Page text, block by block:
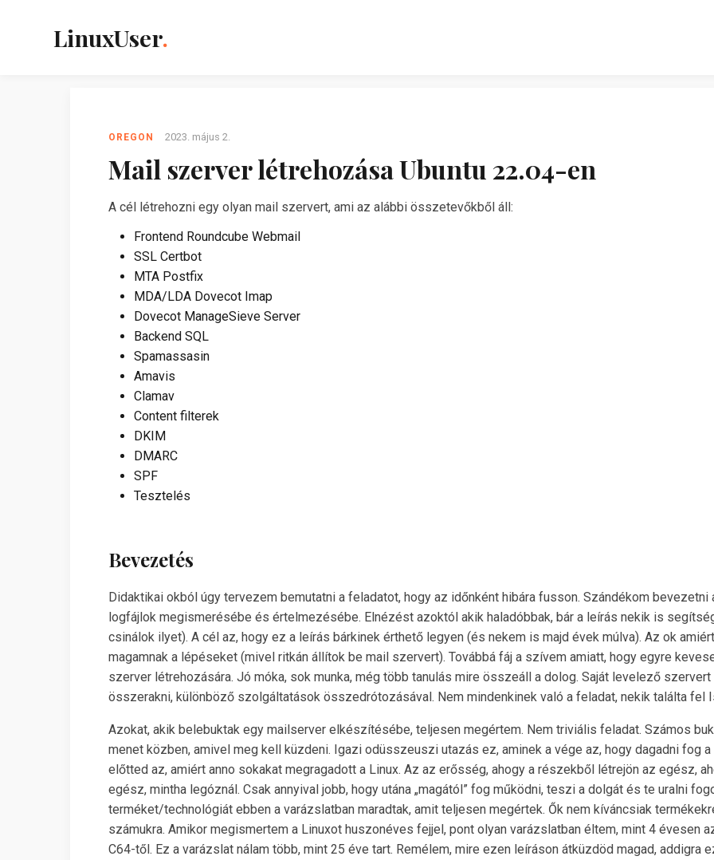
LinuxUser.
OREGON 2023. május 2.
Mail szerver létrehozása Ubuntu 22.04-en
A cél létrehozni egy olyan mail szervert, ami az alábbi összetevőkből áll:
Frontend Roundcube Webmail
SSL Certbot
MTA Postfix
MDA/LDA Dovecot Imap
Dovecot ManageSieve Server
Backend SQL
Spamassasin
Amavis
Clamav
Content filterek
DKIM
DMARC
SPF
Tesztelés
Bevezetés
Didaktikai okból úgy tervezem bemutatni a feladatot, hogy az időnként hibára fusson. Szándékom
logfájlok megismerésébe és értelmezésébe. Elnézést azoktól akik haladóbbak, bár a leírás nekik is
csinálok ilyet). A cél az, hogy ez a leírás bárkinek érthető legyen (és nekem is majd évek múlva). Az ok
magamnak a lépéseket (mivel ritkán állítok be mail szervert). Továbbá fáj a szívem amiatt, hogy egyre
szerver létrehozására. Jó móka, sok munka, még több tanulás mire összeáll a dolog. Saját levelező szervert
összerakni, különböző szolgáltatások összedrótozásával. Nem mindenkinek való a feladat, nekik találta fel
Azokat, akik belebuktak egy mailserver elkészítésébe, teljesen megértem. Nem triviális feladat. Számos
menet közben, amivel meg kell küzdeni. Igazi odüsszeuszi utazás ez, aminek a vége az, hogy dagadni fog
előtted az, amiért anno sokakat megragadott a Linux. Az az erősség, ahogy a részekből létrejön az egész,
egész, mintha legóznál. Csak annyival jobb, hogy utána „magától” fog működni, teszi a dolgát és te uralni
terméket/technológiát ebben a varázslatban maradtak, amit teljesen megértek. Ők nem kíváncsiak
számukra. Amikor megismertem a Linuxot huszonéves fejjel, pont olyan varázslatban éltem, mint 4 évesen
C64-től. Ez a varázslat nálam több, mint 25 éve tart. Remélem, mire ezen leíráson átküzdöd magad, addigra